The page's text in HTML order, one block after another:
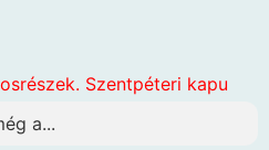
Szentpéteri kapu
a...